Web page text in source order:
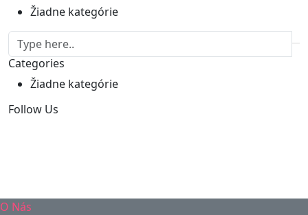
Žiadne kategórie
Categories
Žiadne kategórie
Follow Us
O Nás